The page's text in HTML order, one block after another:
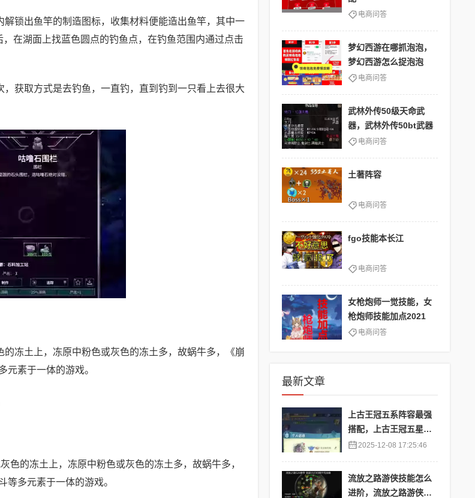
锁出鱼竿的制造图标，收集材料便能造出鱼竿，其中一
在湖面上找蓝色圆点的钓鱼点，在钓鱼范围内通过点击
获取方式是去钓鱼，一直钓，直到钓到一只看上去很大
冻土上，冻原中粉色或灰色的冻土多，故蜗牛多，《崩
元素于一体的游戏。
色的冻土上，冻原中粉色或灰色的冻土多，故蜗牛多，
等多元素于一体的游戏。
电商问答
梦幻西游在哪抓泡泡，
梦幻西游怎么捉泡泡
电商问答
武林外传50级天命武
器，武林外传50bt武器
电商问答
土著阵容
电商问答
fgo技能本长江
电商问答
女枪炮师一觉技能，女
枪炮师技能加点2021
电商问答
最新文章
上古王冠五系阵容最强
搭配，上古王冠五星排
行 2025-12-08 17:25:46
流放之路游侠技能怎么
进阶，流放之路游侠技